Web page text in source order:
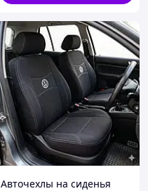
Авточехлы на сиденья